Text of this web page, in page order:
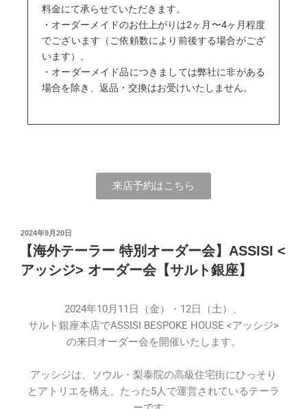
料金にて承らせていただきます。
・オーダーメイドのお仕上がりは2ヶ月〜4ヶ月程度
でございます（ご依頼数により前後する場合がござ
います）。
・オーダーメイド品につきましては弊社に非がある
場合を除き、返品・交換はお受けいたしません。
来店予約はこちら
2024年9月20日
【海外テーラー 特別オーダー会】ASSISI <
アッシジ> オーダー会【サルト銀座】
2024年10月11日（金）・12日（土）、
サルト銀座本店でASSISI BESPOKE HOUSE <アッシジ>
の来日オーダー会を開催いたします。
アッシジは、ソウル・梨泰院の高級住宅街にひっそり
とアトリエを構え、たった5人で運営されているテーラ